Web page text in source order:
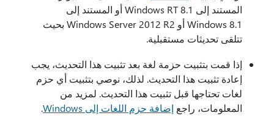
المستند إلى Windows RT 8.1 أو المستند إلى
Windows 8.1 أو Windows Server 2012 R2 بحيث
تتلقى تحديثات مستقبلية.
إذا قمت بتثبيت حزمة لغة بعد تثبيت هذا التحديث، يجب
إعادة تثبيت هذا التحديث. لذلك، نوصي بتثبيت أي حزم
لغات تحتاجها قبل تثبيت هذا التحديث. لمزيد من
المعلومات، راجع إضافة حزم اللغات إلى Windows .